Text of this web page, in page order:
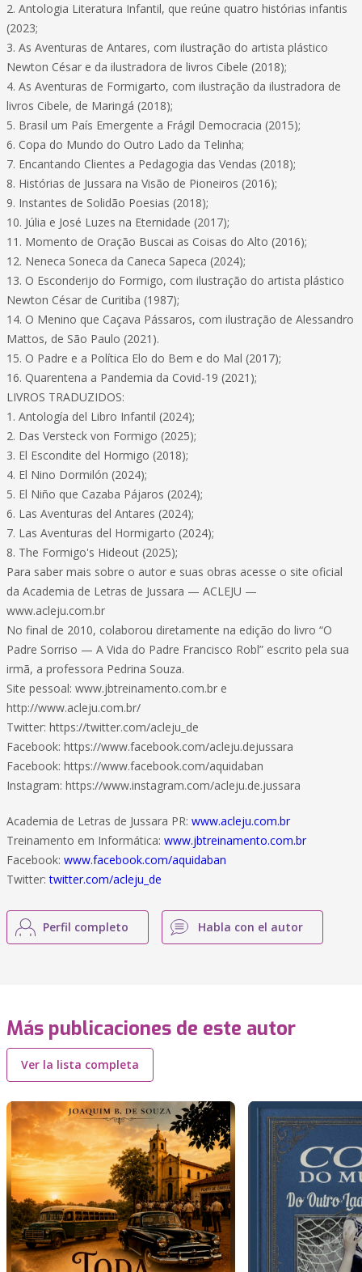
2. Antologia Literatura Infantil, que reúne quatro histórias infantis
(2023;
3. As Aventuras de Antares, com ilustração do artista plástico
Newton César e da ilustradora de livros Cibele (2018);
4. As Aventuras de Formigarto, com ilustração da ilustradora de
livros Cibele, de Maringá (2018);
5. Brasil um País Emergente a Frágil Democracia (2015);
6. Copa do Mundo do Outro Lado da Telinha;
7. Encantando Clientes a Pedagogia das Vendas (2018);
8. Histórias de Jussara na Visão de Pioneiros (2016);
9. Instantes de Solidão Poesias (2018);
10. Júlia e José Luzes na Eternidade (2017);
11. Momento de Oração Buscai as Coisas do Alto (2016);
12. Neneca Soneca da Caneca Sapeca (2024);
13. O Esconderijo do Formigo, com ilustração do artista plástico
Newton César de Curitiba (1987);
14. O Menino que Caçava Pássaros, com ilustração de Alessandro
Mattos, de São Paulo (2021).
15. O Padre e a Política Elo do Bem e do Mal (2017);
16. Quarentena a Pandemia da Covid-19 (2021);
LIVROS TRADUZIDOS:
1. Antología del Libro Infantil (2024);
2. Das Versteck von Formigo (2025);
3. El Escondite del Hormigo (2018);
4. El Nino Dormilón (2024);
5. El Niño que Cazaba Pájaros (2024);
6. Las Aventuras del Antares (2024);
7. Las Aventuras del Hormigarto (2024);
8. The Formigo's Hideout (2025);
Para saber mais sobre o autor e suas obras acesse o site oficial
da Academia de Letras de Jussara — ACLEJU —
www.acleju.com.br
No final de 2010, colaborou diretamente na edição do livro “O
Padre Sorriso — A Vida do Padre Francisco Robl” escrito pela sua
irmã, a professora Pedrina Souza.
Site pessoal: www.jbtreinamento.com.br e
http://www.acleju.com.br/
Twitter: https://twitter.com/acleju_de
Facebook: https://www.facebook.com/acleju.dejussara
Facebook: https://www.facebook.com/aquidaban
Instagram: https://www.instagram.com/acleju.de.jussara
Academia de Letras de Jussara PR: www.acleju.com.br
Treinamento em Informática: www.jbtreinamento.com.br
Facebook: www.facebook.com/aquidaban
Twitter:twitter.com/acleju_de
Perfil completo Habla con el autor
Más publicaciones de este autor
Ver la lista completa